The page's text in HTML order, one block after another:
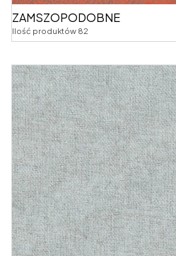
ZAMSZOPODOBNE
Ilość produktów 82